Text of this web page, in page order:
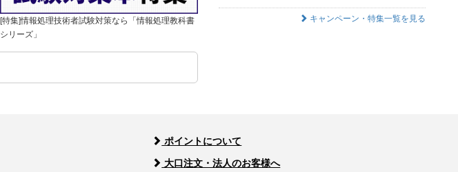
[特集]情報処理技術者試験対策なら「情報処理教科書
シリーズ」
キャンペーン・特集一覧を見る
ポイントについて
大口注文・法人のお客様へ